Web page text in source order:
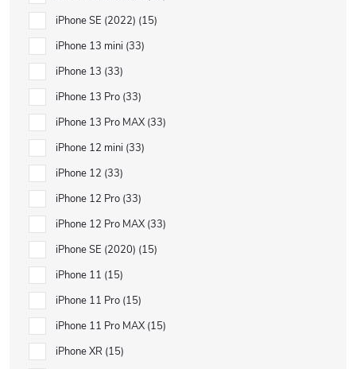
iPhone SE (2022) 15
iPhone 13 mini 33
iPhone 13 33
iPhone 13 Pro 33
iPhone 13 Pro MAX 33
iPhone 12 mini 33
iPhone 12 33
iPhone 12 Pro 33
iPhone 12 Pro MAX 33
iPhone SE (2020) 15
iPhone 11 15
iPhone 11 Pro 15
iPhone 11 Pro MAX 15
iPhone XR 15